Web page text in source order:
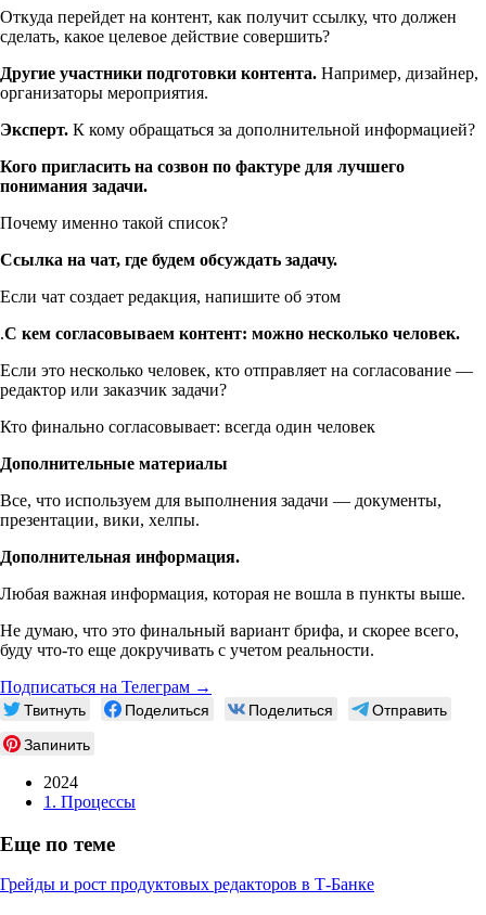
Откуда перейдет на контент, как получит ссылку, что должен
сделать, какое целевое действие совершить?
Другие участники подготовки контента. Например, дизайнер,
организаторы мероприятия.
Эксперт. К кому обращаться за дополнительной информацией?
Кого пригласить на созвон по фактуре для лучшего
понимания задачи.
Почему именно такой список?
Ссылка на чат, где будем обсуждать задачу.
Если чат создает редакция, напишите об этом
.С кем согласовываем контент: можно несколько человек.
Если это несколько человек, кто отправляет на согласование —
редактор или заказчик задачи?
Кто финально согласовывает: всегда один человек
Дополнительные материалы
Все, что используем для выполнения задачи — документы,
презентации, вики, хелпы.
Дополнительная информация.
Любая важная информация, которая не вошла в пункты выше.
Не думаю, что это финальный вариант брифа, и скорее всего,
буду что-то еще докручивать с учетом реальности.
Подписаться на Телеграм →
Твитнуть Поделиться Поделиться
Отправить
Запинить
2024
1. Процессы
Еще по теме
Грейды и рост продуктовых редакторов в Т-Банке